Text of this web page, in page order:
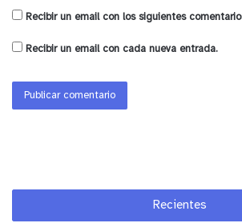
Recibir un email con los siguientes
Recibir un email con cada nueva entrada.
Recientes